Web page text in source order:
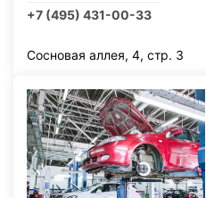
+7 (495) 431-00-33
Сосновая аллея, 4, стр. 3